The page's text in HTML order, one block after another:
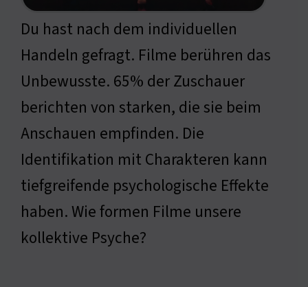
Du hast nach dem individuellen
Handeln gefragt. Filme berühren das
Unbewusste. 65% der Zuschauer
berichten von starken, die sie beim
Anschauen empfinden. Die
Identifikation mit Charakteren kann
tiefgreifende psychologische Effekte
haben. Wie formen Filme unsere
kollektive Psyche?